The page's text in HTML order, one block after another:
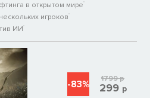
в открытом мире
игроков
ИИ
-83% 1799р
299 р